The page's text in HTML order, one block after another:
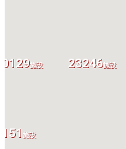
151 施設
施設 23246施設